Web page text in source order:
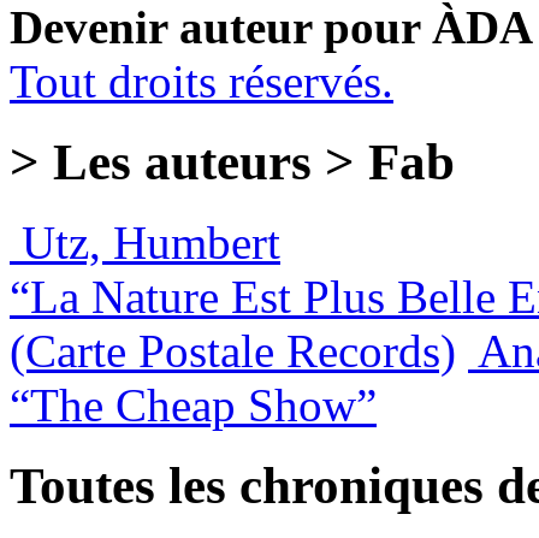
Devenir auteur pour ÀDA
Tout droits réservés.
> Les auteurs > Fab
Utz, Humbert
“La Nature Est Plus Belle
(Carte Postale Records)
“The Cheap Show”
Toutes les chroniques